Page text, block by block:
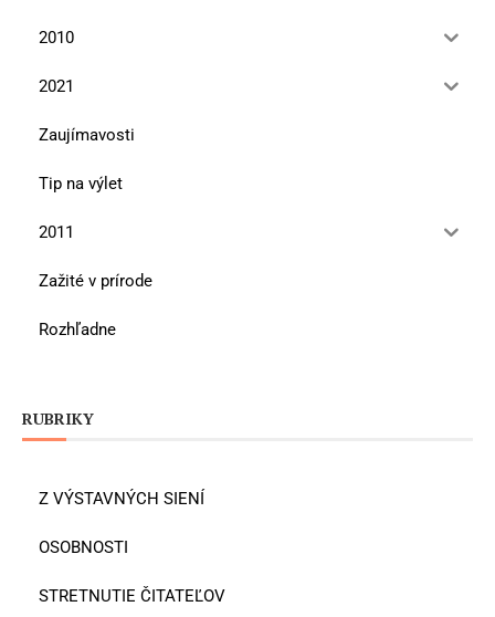
2010
2021
Zaujímavosti
Tip na výlet
2011
Zažité v prírode
Rozhľadne
RUBRIKY
Z VÝSTAVNÝCH SIENÍ
OSOBNOSTI
STRETNUTIE ČITATEĽOV